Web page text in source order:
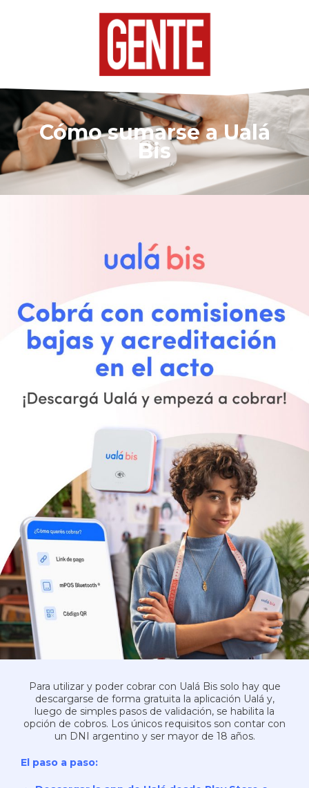
Cómo sumarse a Ualá
Bis
Para utilizar y poder cobrar con Ualá Bis solo hay que
descargarse de forma gratuita la aplicación Ualá y,
luego de simples pasos de validación, se habilita la
opción de cobros. Los únicos requisitos son contar con
un DNI argentino y ser mayor de 18 años.
El paso a paso: